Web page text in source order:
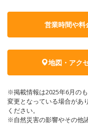
営業時間や料
地図・アク
※掲載情報は2025年6月の
変更となっている場合があ
ください。
※自然災害の影響やその他